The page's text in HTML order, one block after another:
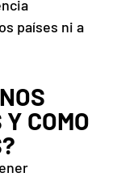
países ni a
COMO